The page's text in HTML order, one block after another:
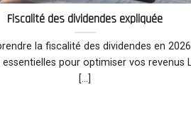
Fiscalité des dividendes expliquée
la fiscalité des dividendes en
essentielles pour optimiser vos revenus
[...]